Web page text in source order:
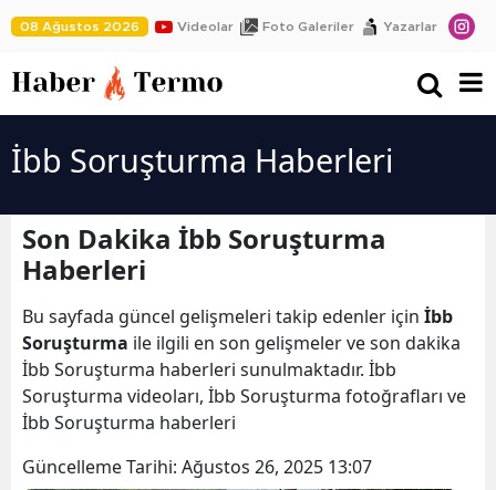
08 Ağustos 2026 Videolar Foto Galeriler Yazarlar
İbb Soruşturma Haberleri
Son Dakika İbb Soruşturma
Haberleri
Bu sayfada güncel gelişmeleri takip edenler için İbb
Soruşturma ile ilgili en son gelişmeler ve son dakika
İbb Soruşturma haberleri sunulmaktadır. İbb
Soruşturma videoları, İbb Soruşturma fotoğrafları ve
İbb Soruşturma haberleri
Güncelleme Tarihi: Ağustos 26, 2025 13:07